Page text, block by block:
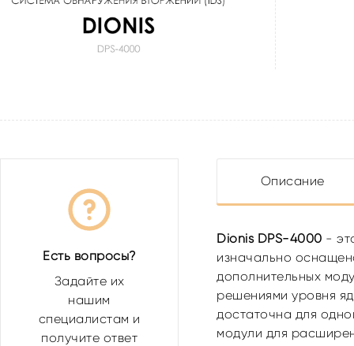
Описание
Dionis DPS-4000 -
изначально
дополнительных
решениями уровня
достаточна для
модули для
Есть вопросы?
Задайте их
нашим
специалистам и
получите ответ